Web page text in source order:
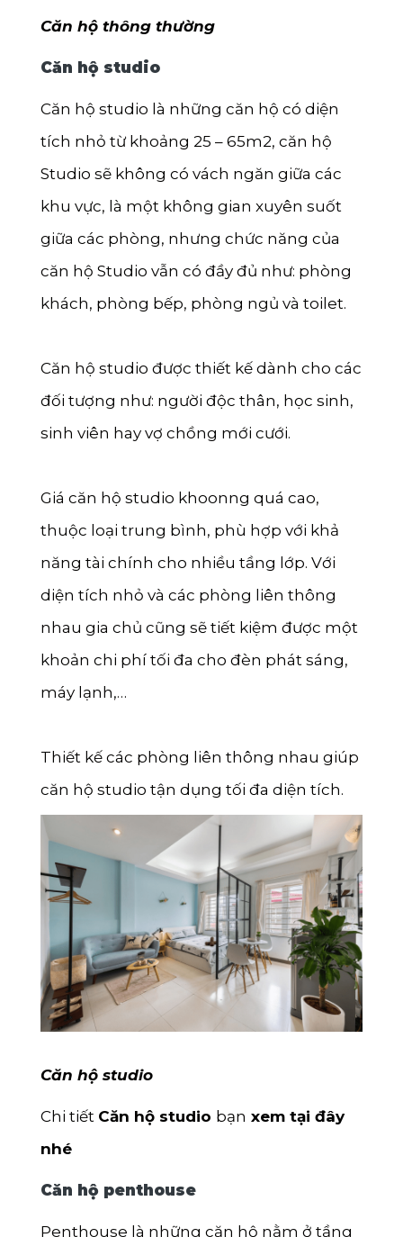
Căn hộ thông thường
Căn hộ studio
Căn hộ studio là những căn hộ có diện
tích nhỏ từ khoảng 25 – 65m2, căn hộ
Studio sẽ không có vách ngăn giữa các
khu vực, là một không gian xuyên suốt
giữa các phòng, nhưng chức năng của
căn hộ Studio vẫn có đầy đủ như: phòng
khách, phòng bếp, phòng ngủ và toilet.
Căn hộ studio được thiết kế dành cho các
đối tượng như: người độc thân, học sinh,
sinh viên hay vợ chồng mới cưới.
Giá căn hộ studio khoonng quá cao,
thuộc loại trung bình, phù hợp với khả
năng tài chính cho nhiều tầng lớp. Với
diện tích nhỏ và các phòng liên thông
nhau gia chủ cũng sẽ tiết kiệm được một
khoản chi phí tối đa cho đèn phát sáng,
máy lạnh,…
Thiết kế các phòng liên thông nhau giúp
căn hộ studio tận dụng tối đa diện tích.
Căn hộ studio
Chi tiết Căn hộ studio bạn xem tại đây
nhé
Căn hộ penthouse
Penthouse là những căn hộ nằm ở tầng